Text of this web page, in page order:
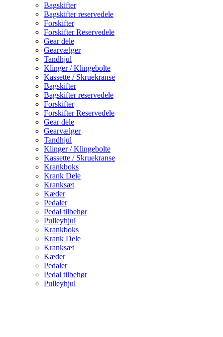
Bagskifter
Bagskifter reservedele
Forskifter
Forskifter Reservedele
Gear dele
Gearvælger
Tandhjul
Klinger / Klingebolte
Kassette / Skruekranse
Bagskifter
Bagskifter reservedele
Forskifter
Forskifter Reservedele
Gear dele
Gearvælger
Tandhjul
Klinger / Klingebolte
Kassette / Skruekranse
Krankboks
Krank Dele
Kranksæt
Kæder
Pedaler
Pedal tilbehør
Pulleyhjul
Krankboks
Krank Dele
Kranksæt
Kæder
Pedaler
Pedal tilbehør
Pulleyhjul